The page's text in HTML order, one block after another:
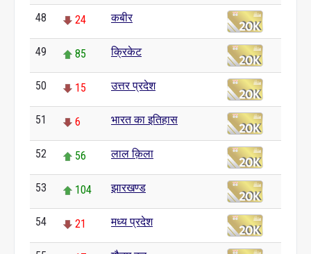
48 24 कबीर
49 85 क्रिकेट
50 15 उत्तर प्रदेश
51 6 भारत का इतिहास
52 56 लाल क़िला
53 104 झारखण्ड
54 21 मध्य प्रदेश